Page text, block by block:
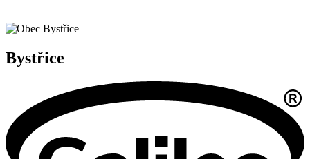
Bystřice